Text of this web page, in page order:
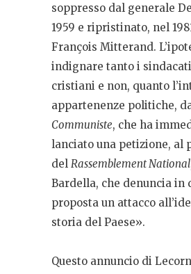
soppresso dal generale
1959 e ripristinato, nel
François Mitterand.
indignare tanto i
cristiani e non, quanto
appartenenze politiche,
Communiste, che ha
lanciato una petizione, al
del Rassemblement National
Bardella, che denuncia in
proposta un attacco
storia del Paese».
Questo annuncio di